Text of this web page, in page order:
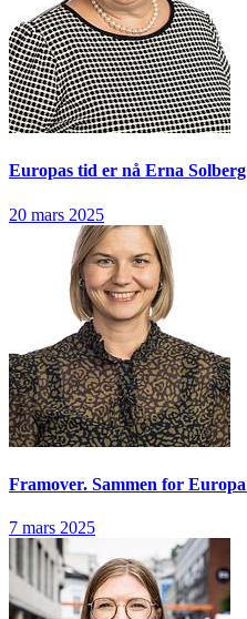
Europas tid er nå Erna Solberg
20 mars 2025
Framover. Sammen for Europa
7 mars 2025